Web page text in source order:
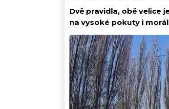
Dvě pravidla, obě velice
na vysoké pokuty i